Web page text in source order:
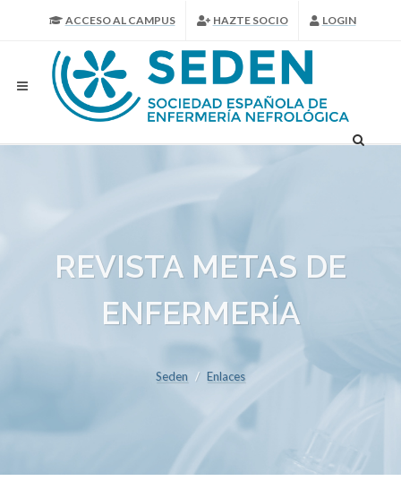
ACCESO AL CAMPUS HAZTE SOCIO LOGIN
REVISTA METAS DE
ENFERMERÍA
Seden Enlaces